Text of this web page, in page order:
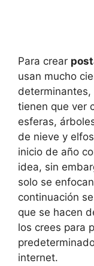
Para crear
usan mucho
determinantes,
tienen que ver
esferas,
de nieve y
inicio de año
idea, sin
solo se
continuación
que se hacen
los crees para
internet.